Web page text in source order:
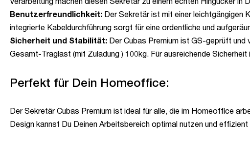
Benutzerfreundlichkeit: Der Sekretär ist mit einer leichtgängigen
integrierte Kabeldurchführung sorgt für eine ordentliche und
Sicherheit und Stabilität: Der Cubas Premium ist GS-geprüft
Gesamt-Traglast (mit Zuladung ) 100kg. Für ausreichende
Perfekt für Dein Homeoffice:
Der Sekretär Cubas Premium ist ideal für alle, die im Homeoffice
Design kannst Du Deinen Arbeitsbereich optimal nutzen und